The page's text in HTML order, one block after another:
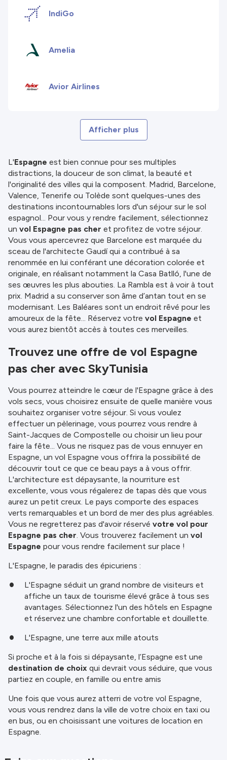
IndiGo
Amelia
Avior Airlines
Afficher plus
L'Espagne est bien connue pour ses multiples
distractions, la douceur de son climat, la beauté et
l'originalité des villes qui la composent. Madrid, Barcelone,
Valence, Tenerife ou Tolède sont quelques-unes des
destinations incontournables lors d'un séjour sur le sol
espagnol... Pour vous y rendre facilement, sélectionnez
un vol Espagne pas cher et profitez de votre séjour.
Vous vous apercevrez que Barcelone est marquée du
sceau de l'architecte Gaudí qui a contribué à sa
renommée en lui conférant une décoration colorée et
originale, en réalisant notamment la Casa Batlló, l'une de
ses œuvres les plus abouties. La Rambla est à voir à tout
prix. Madrid a su conserver son âme d’antan tout en se
modernisant. Les Baléares sont un endroit rêvé pour les
amoureux de la fête... Réservez votre vol Espagne et
vous aurez bientôt accès à toutes ces merveilles.
Trouvez une offre de vol Espagne
pas cher avec SkyTunisia
Vous pourrez atteindre le cœur de l'Espagne grâce à des
vols secs, vous choisirez ensuite de quelle manière vous
souhaitez organiser votre séjour. Si vous voulez
effectuer un pèlerinage, vous pourrez vous rendre à
Saint-Jacques de Compostelle ou choisir un lieu pour
faire la fête... Vous ne risquez pas de vous ennuyer en
Espagne, un vol Espagne vous offrira la possibilité de
découvrir tout ce que ce beau pays a à vous offrir.
L'architecture est dépaysante, la nourriture est
excellente, vous vous régalerez de tapas dès que vous
aurez un petit creux. Le pays comporte des espaces
verts remarquables et un bord de mer des plus agréables.
Vous ne regretterez pas d'avoir réservé votre vol pour
Espagne pas cher. Vous trouverez facilement un vol
Espagne pour vous rendre facilement sur place !
L'Espagne, le paradis des épicuriens :
L'Espagne séduit un grand nombre de visiteurs et
affiche un taux de tourisme élevé grâce à tous ses
avantages. Sélectionnez l'un des hôtels en Espagne
et réservez une chambre confortable et douillette.
L'Espagne, une terre aux mille atouts
Si proche et à la fois si dépaysante, l’Espagne est une
destination de choix qui devrait vous séduire, que vous
partiez en couple, en famille ou entre amis
Une fois que vous aurez atterri de votre vol Espagne,
vous vous rendrez dans la ville de votre choix en taxi ou
en bus, ou en choisissant une voitures de location en
Espagne.